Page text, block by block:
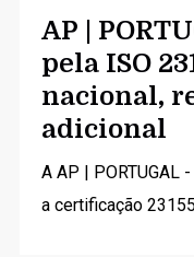
AP |
pela ISO
nacional,
adicional
A AP | PORTUGAL
a certificação